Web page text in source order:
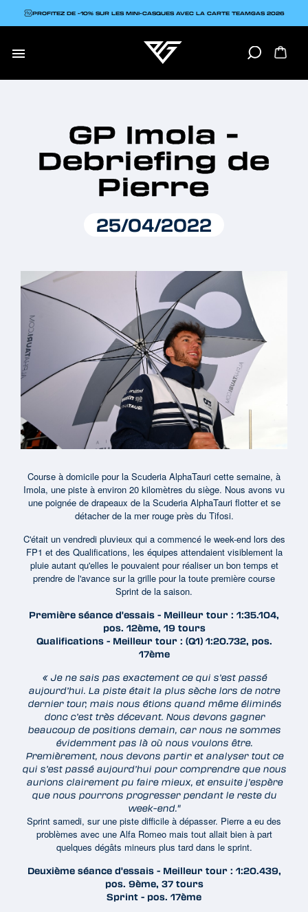

PROFITEZ DE -10% SUR LES MINI-CASQUES AVEC LA CARTE TEAMGAS 2026
GP Imola -
Debriefing de
Pierre
25/04/2022
Course à domicile pour la Scuderia AlphaTauri cette semaine, à
Imola, une piste à environ 20 kilomètres du siège. Nous avons vu
une poignée de drapeaux de la Scuderia AlphaTauri flotter et se
détacher de la mer rouge près du Tifosi.
C'était un vendredi pluvieux qui a commencé le week-end lors des
FP1 et des Qualifications, les équipes attendaient visiblement la
pluie autant qu'elles le pouvaient pour réaliser un bon temps et
prendre de l'avance sur la grille pour la toute première course
Sprint de la saison.
Première séance d'essais - Meilleur tour : 1:35.104,
pos. 12ème, 19 tours
Qualifications - Meilleur tour : (Q1) 1:20.732, pos.
17ème
« Je ne sais pas exactement ce qui s’est passé
aujourd’hui. La piste était la plus sèche lors de notre
dernier tour, mais nous étions quand même éliminés
donc c’est très décevant. Nous devons gagner
beaucoup de positions demain, car nous ne sommes
évidemment pas là où nous voulons être.
Premièrement, nous devons partir et analyser tout ce
qui s’est passé aujourd’hui pour comprendre que nous
aurions clairement pu faire mieux, et ensuite j’espère
que nous pourrons progresser pendant le reste du
week-end."
Sprint samedi, sur une piste difficile à dépasser. Pierre a eu des
problèmes avec une Alfa Romeo mais tout allait bien à part
quelques dégâts mineurs plus tard dans le sprint.
Deuxième séance d'essais - Meilleur tour : 1:20.439,
pos. 9ème, 37 tours
Sprint - pos. 17ème